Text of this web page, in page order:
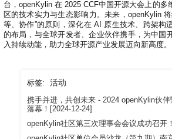
台，openKylin 在 2025 CCF中国开源大会上的多
区的技术实力与生态影响力。未来，openKylin
等、协作”的原则，深化在 AI 原生技术、跨架构
的布局，与全球开发者、企业伙伴携手，为中国
入持续动能，助力全球开源产业发展迈向新高度。
标签: 活动
携手并进，共创未来 - 2024 openKylin伙
落幕！[2024-12-24]
openKylin社区第三次理事会会议成功召开